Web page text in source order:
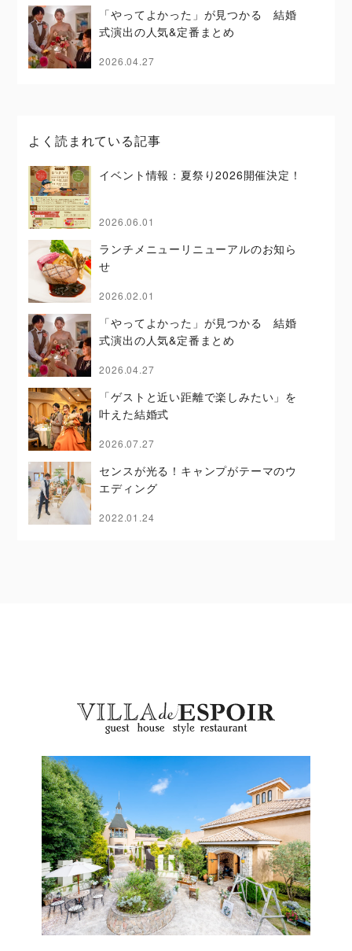
「やってよかった」が見つかる 結婚
式演出の人気&定番まとめ
2026.04.27
よく読まれている記事
イベント情報：夏祭り2026開催決定！
2026.06.01
ランチメニューリニューアルのお知ら
せ
2026.02.01
「やってよかった」が見つかる 結婚
式演出の人気&定番まとめ
2026.04.27
「ゲストと近い距離で楽しみたい」を
叶えた結婚式
2026.07.27
センスが光る！キャンプがテーマのウ
エディング
2022.01.24